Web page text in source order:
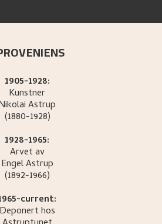
1905-1928:
Kunstner
Astrup
(1880-1928)
1928-1965:
Arvet av
EngelAstrup
(1892-1966)
current:
Deponert hos